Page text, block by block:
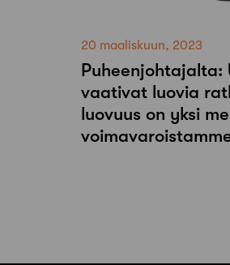
20 maaliskuun, 2023
Puheenjohtajalta:
vaativat luovia
luovuus on yksi